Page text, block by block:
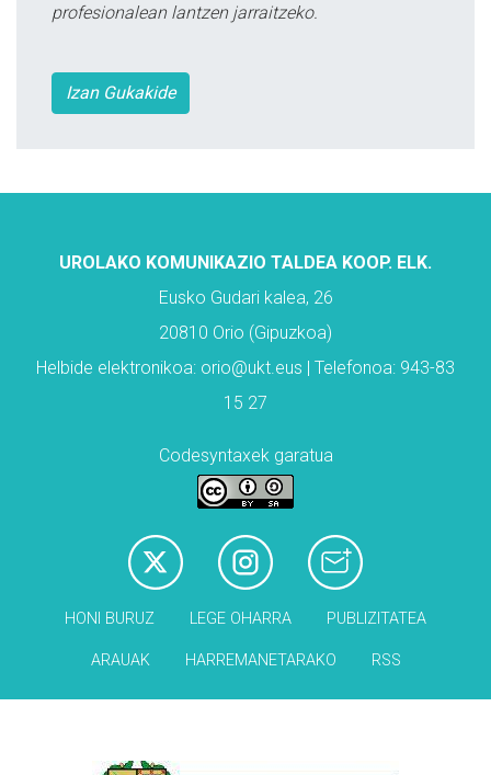
profesionalean lantzen jarraitzeko.
Izan Gukakide
UROLAKO KOMUNIKAZIO TALDEA KOOP. ELK.
Eusko Gudari kalea, 26
20810 Orio (Gipuzkoa)
Helbide elektronikoa: orio@ukt.eus | Telefonoa: 943-83
15 27
Codesyntaxek garatua
HONI BURUZ LEGE OHARRA PUBLIZITATEA
ARAUAK HARREMANETARAKO RSS